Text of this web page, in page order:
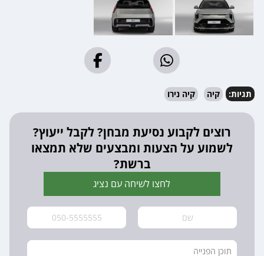
תגיות: קיה קיה נירו
רוצים לקבוע נסיעת מבחן? לקבל ייעוץ?
לשמוע על הצעות ומבצעים שלא תמצאו
ברשת?
לחצו לשיחה עם נציג